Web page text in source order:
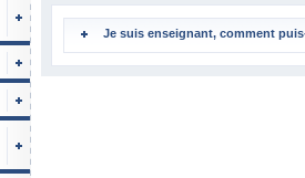
Je suis enseignant, comment